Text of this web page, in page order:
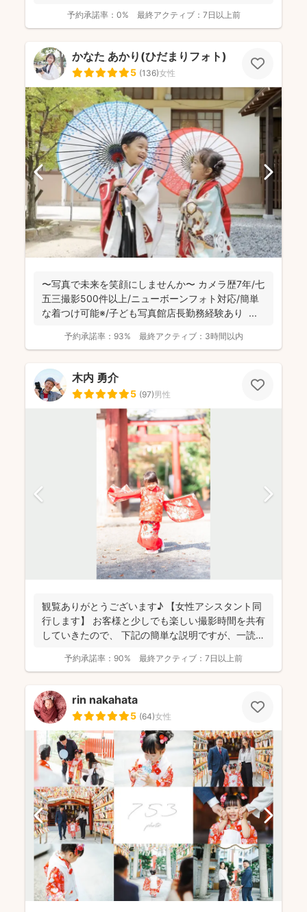
予約承諾率： 0% 最終アクティブ： 7日以上前
かなた あかり(ひだまりフォト)
5 (136)女性
〜写真で未来を笑顔にしませんか〜 カメラ歴7年/七
五三撮影500件以上/ニューボーンフォト対応/簡単
な着つけ可能※/子ども写真館店長勤務経験あり ...
予約承諾率： 93% 最終アクティブ： 3時間以内
木内 勇介
5 (97)男性
観覧ありがとうございます♪ 【女性アシスタント同
行します】 お客様と少しでも楽しい撮影時間を共有
していきたので、 下記の簡単な説明ですが、一読し
予約承諾率： 90% 最終アクティブ： 7日以上前
rin nakahata
5 (64)女性